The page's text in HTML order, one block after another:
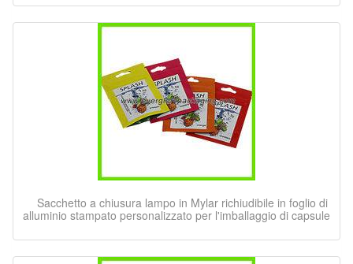
Sacchetto a chiusura lampo in Mylar richiudibile in foglio di
alluminio stampato personalizzato per l'imballaggio di capsule